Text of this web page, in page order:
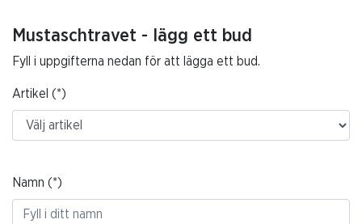
Mustaschtravet - lägg ett bud
Fyll i uppgifterna nedan för att lägga ett bud.
Artikel
Namn